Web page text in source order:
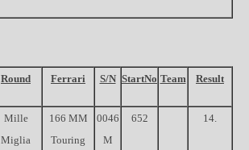
Round Ferrari S/N StartNo Team Result
Mille
Miglia
166 MM
Touring
0046
M
652 14.